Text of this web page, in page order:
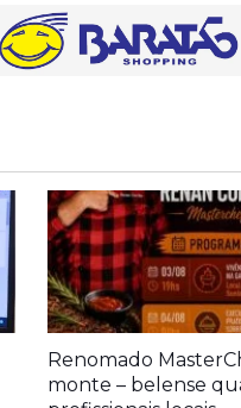
Renomado
monte – belense